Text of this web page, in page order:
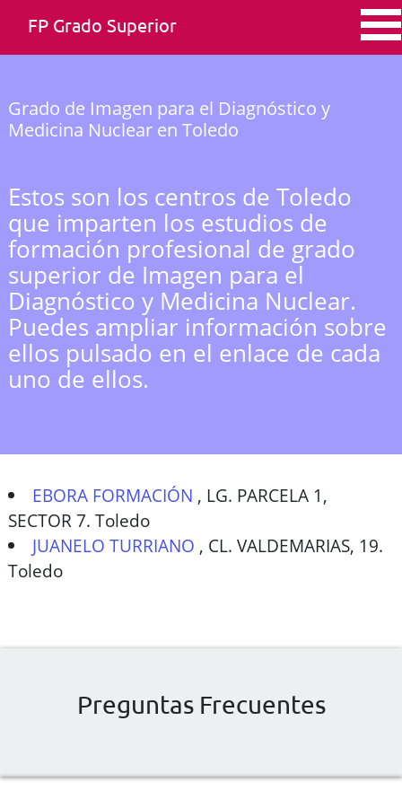
FP Grado Superior
Grado de Imagen para el Diagnóstico y
Medicina Nuclear en Toledo
Estos son los centros de Toledo
que imparten los estudios de
formación profesional de grado
superior de Imagen para el
Diagnóstico y Medicina Nuclear.
Puedes ampliar información sobre
ellos pulsado en el enlace de cada
uno de ellos.
EBORA FORMACIÓN , LG. PARCELA 1,
SECTOR 7. Toledo
JUANELO TURRIANO , CL. VALDEMARIAS, 19.
Toledo
Preguntas Frecuentes